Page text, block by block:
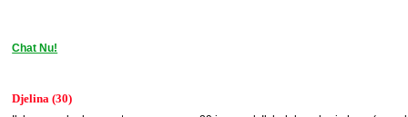
Chat Nu!
Djelina (30)